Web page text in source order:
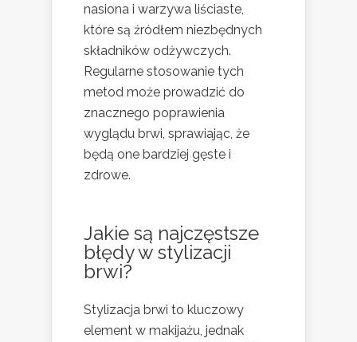
nasiona i warzywa liściaste,
które są źródłem niezbędnych
składników odżywczych.
Regularne stosowanie tych
metod może prowadzić do
znacznego poprawienia
wyglądu brwi, sprawiając, że
będą one bardziej gęste i
zdrowe.
Jakie są najczęstsze
błędy w stylizacji
brwi?
Stylizacja brwi to kluczowy
element w makijażu, jednak